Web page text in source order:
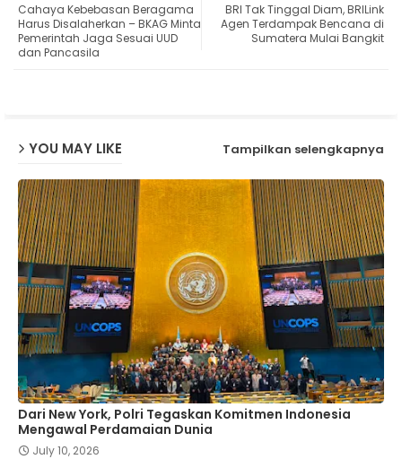
ter ats
BRI Tak Tinggal Diam, BRILink
Agen Terdampak Bencana di
Sumatera Mulai Bangkit
Cahaya Kebebasan Beragama
Harus Disalaherkan – BKAG Minta
Pemerintah Jaga Sesuai UUD
dan Pancasila
YOU MAY LIKE Tampilkan selengkapnya
Dari New York, Polri Tegaskan Komitmen Indonesia
Mengawal Perdamaian Dunia
July 10, 2026